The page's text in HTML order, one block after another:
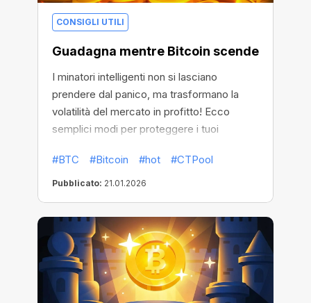
CONSIGLI UTILI
Guadagna mentre Bitcoin scende
I minatori intelligenti non si lasciano
prendere dal panico, ma trasformano la
volatilità del mercato in profitto! Ecco
semplici modi per proteggere i tuoi
indipendentemente dall'andamento del
mercato.
#BTC #Bitcoin #hot #CTPool
Pubblicato: 21.01.2026